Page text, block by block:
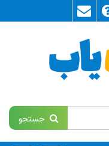
جستجو